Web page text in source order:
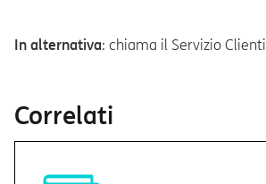
In alternativa: chiama il Servizio Clienti
Correlati